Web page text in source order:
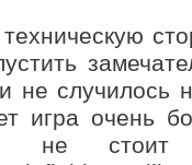
не случилось
игра очень
не стоит